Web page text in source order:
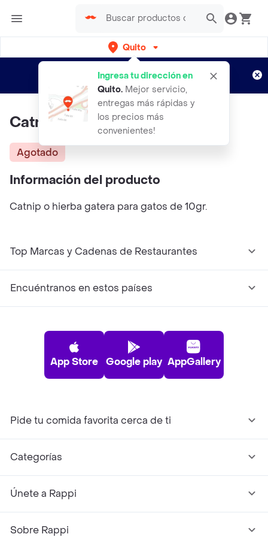
Quito
Ingresa tu dirección en
Quito. Mejor servicio,
entregas más rápidas y
los precios más
convenientes!
envíos gratis por semanas
Aplican TyC
Catnip Para Gato 10 Gr
Agotado
Información del producto
Catnip o hierba gatera para gatos de 10gr.
Top Marcas y Cadenas de Restaurantes
Encuéntranos en estos países
App Store Google play AppGallery
Pide tu comida favorita cerca de ti
Categorías
Únete a Rappi
Sobre Rappi